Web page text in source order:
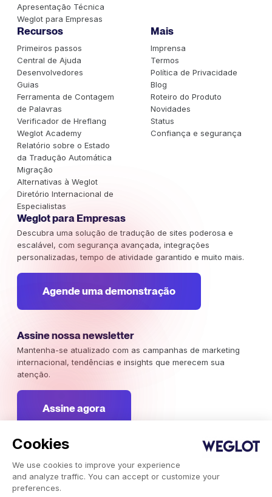
Cookies
We use cookies to improve your experience
and analyze traffic. You can accept or customize your
preferences.
Apresentação Técnica
Weglot para Empresas
Recursos
Primeiros passos
Central de Ajuda
Desenvolvedores
Guias
Ferramenta de Contagem
de Palavras
Verificador de Hreflang
Weglot Academy
Relatório sobre o Estado
da Tradução Automática
Migração
Alternativas à Weglot
Diretório Internacional de
Especialistas
Mais
Imprensa
Termos
Política de Privacidade
Blog
Roteiro do Produto
Novidades
Status
Confiança e segurança
Weglot para Empresas
Descubra uma solução de tradução de sites poderosa e
escalável, com segurança avançada, integrações
personalizadas, tempo de atividade garantido e muito mais.
Agende uma demonstração
Assine nossa newsletter
Mantenha-se atualizado com as campanhas de marketing
internacional, tendências e insights que merecem sua
atenção.
Assine agora
Weglot 2026, Tradução como serviço.
Copyright © 2026 Weglot os direitos reservados.